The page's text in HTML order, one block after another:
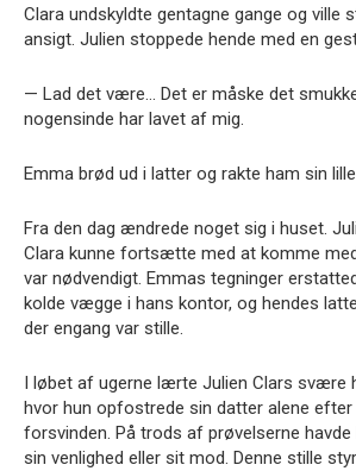
Clara undskyldte gentagne gange og ville
ansigt. Julien stoppede hende med en
— Lad det være… Det er måske det
nogensinde har lavet af mig.
Emma brød ud i latter og rakte ham sin
Fra den dag ændrede noget sig i huset.
Clara kunne fortsætte med at komme
var nødvendigt. Emmas tegninger
kolde vægge i hans kontor, og hendes
der engang var stille.
I løbet af ugerne lærte Julien Clars svære
hvor hun opfostrede sin datter alene
forsvinden. På trods af prøvelserne
sin venlighed eller sit mod. Denne stille